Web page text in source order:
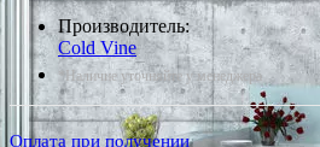
Производитель:
Cold Vine
*Наличие уточняйте у менеджера
Оплата при получении